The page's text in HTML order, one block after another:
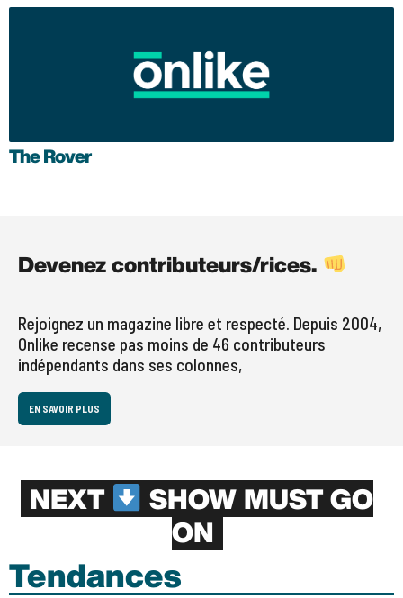
The Rover
Devenez contributeurs/rices.
Rejoignez un magazine libre et respecté. Depuis 2004,
Onlike recense pas moins de 46 contributeurs
indépendants dans ses colonnes,
EN SAVOIR PLUS
NEXT
SHOW MUST GO
ON
Tendances